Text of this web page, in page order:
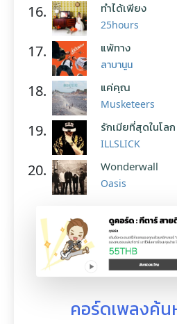
16. ทำได้เพียง
25hours
17. แพ้ทาง
ลาบานูน
18. แค่คุณ
Musketeers
19. รักเมียที่สุดในโลก
ILLSLICK
20. Wonderwall
Oasis
คอร์ดเพลงค้น